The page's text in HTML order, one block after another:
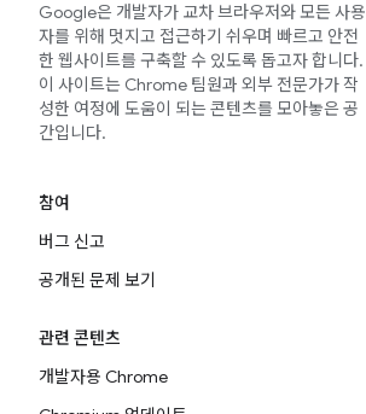
Google은 개발자가 교차 브라우저와 모든 사용
자를 위해 멋지고 접근하기 쉬우며 빠르고 안전
한 웹사이트를 구축할 수 있도록 돕고자 합니다.
이 사이트는 Chrome 팀원과 외부 전문가가 작
성한 여정에 도움이 되는 콘텐츠를 모아놓은 공
간입니다.
참여
버그 신고
공개된 문제 보기
관련 콘텐츠
개발자용 Chrome